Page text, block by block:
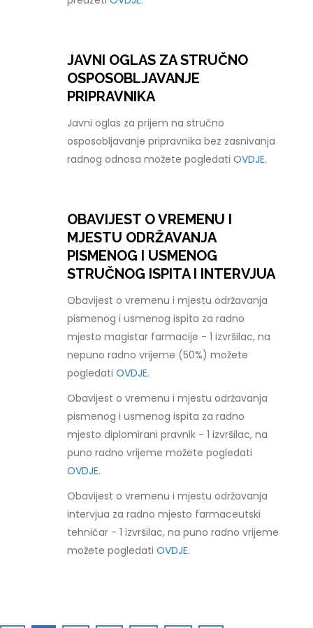
JAVNI OGLAS ZA STRUČNO
OSPOSOBLJAVANJE
PRIPRAVNIKA
Javni oglas za prijem na stručno
osposobljavanje pripravnika bez zasnivanja
radnog odnosa možete pogledatiOVDJE.
OBAVIJEST O VREMENU I
MJESTU ODRŽAVANJA
PISMENOG I USMENOG
STRUČNOG ISPITA I INTERVJUA
Obavijest o vremenu i mjestu održavanja
pismenog i usmenog ispita za radno
mjesto magistar farmacije - 1 izvršilac, na
nepuno radno vrijeme (50%) možete
pogledatiOVDJE.
Obavijest o vremenu i mjestu održavanja
pismenog i usmenog ispita za radno
mjesto diplomirani pravnik - 1 izvršilac, na
puno radno vrijeme možete pogledati
OVDJE.
Obavijest o vremenu i mjestu održavanja
intervjua za radno mjesto farmaceutski
tehničar - 1 izvršilac, na puno radno vrijeme
možete pogledatiOVDJE.